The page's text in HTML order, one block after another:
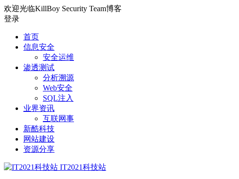
欢迎光临KillBoy Security Team博客
登录
首页
信息安全
安全运维
渗透测试
分析溯源
Web安全
SQL注入
业界资讯
互联网事
新酷科技
网站建设
资源分享
IT2021科技站